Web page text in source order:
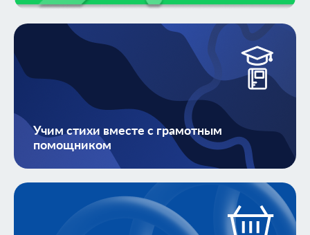
Учим стихи вместе с грамотным
помощником